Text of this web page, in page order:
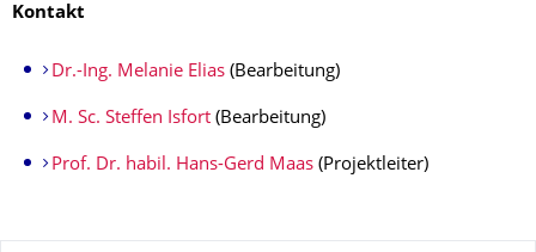
Kontakt
Dr.-Ing. Melanie Elias(Bearbeitung)
M. Sc. Steffen Isfort(Bearbeitung)
Prof. Dr. habil. Hans-Gerd Maas(Projektleiter)